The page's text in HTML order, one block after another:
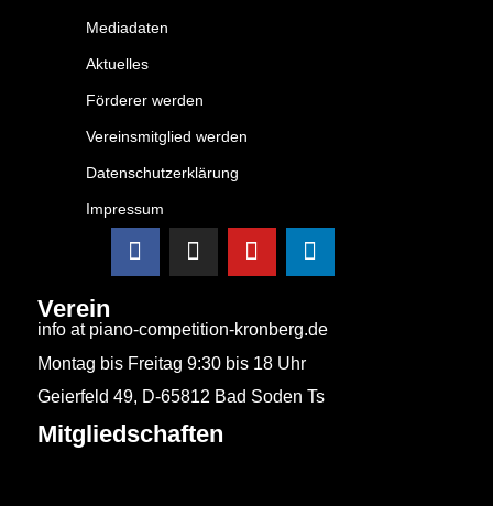
Mediadaten
Aktuelles
Förderer werden
Vereinsmitglied werden
Datenschutzerklärung
Impressum
Verein
info at piano-competition-kronberg.de
Montag bis Freitag 9:30 bis 18 Uhr
Geierfeld 49, D-65812 Bad Soden Ts
Mitgliedschaften